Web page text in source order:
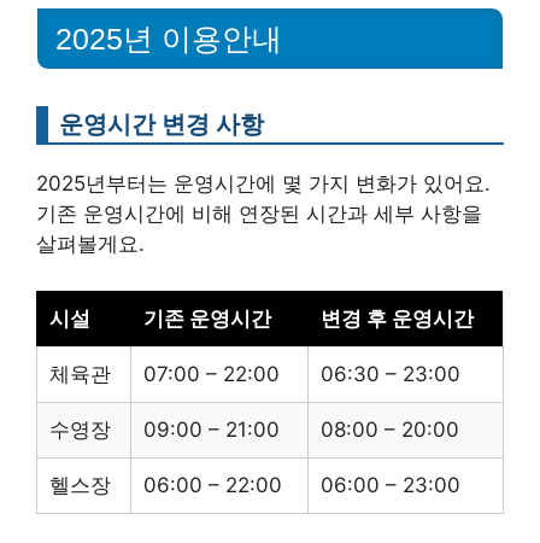
2025년 이용안내
운영시간 변경 사항
2025년부터는 운영시간에 몇 가지 변화가 있어요.
기존 운영시간에 비해 연장된 시간과 세부 사항을
살펴볼게요.
시설 기존 운영시간 변경 후 운영시간
체육관 07:00 – 22:00 06:30 – 23:00
수영장 09:00 – 21:00 08:00 – 20:00
헬스장 06:00 – 22:00 06:00 – 23:00